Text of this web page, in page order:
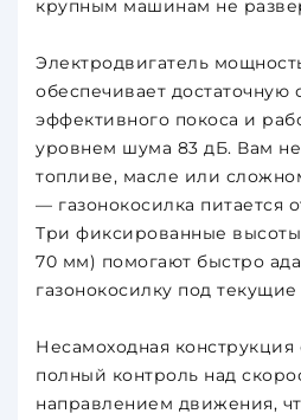
крупным машинам не
Электродвигатель
обеспечивает достаточную
эффективного покоса и
уровнем шума 83 дБ. Вам
топливе, масле или
— газонокосилка питается
Три фиксированные
70 мм) помогают быстро
газонокосилку под текущие
Несамоходная конструкция
полный контроль над
направлением движения,